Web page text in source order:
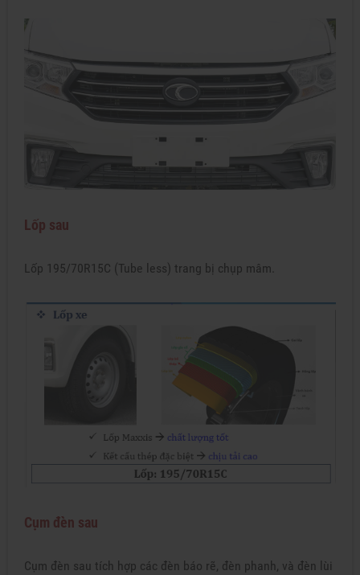
Lốp sau
Lốp 195/70R15C (Tube less) trang bị chụp mâm.
Cụm đèn sau
Cụm đèn sau tích hợp các đèn báo rẽ, đèn phanh, và đèn lùi